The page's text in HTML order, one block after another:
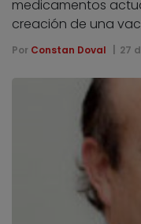
medicamentos
creación de una
Por Constan Doval 27